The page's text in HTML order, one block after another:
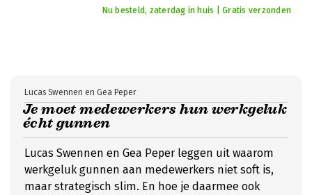
Nu besteld, zaterdag in huis | Gratis verzonden
Je moet medewerkers hun werkgeluk
écht gunnen
Lucas Swennen en Gea Peper
Lucas Swennen en Gea Peper leggen uit waarom
werkgeluk gunnen aan medewerkers niet soft is,
maar strategisch slim. En hoe je daarmee ook